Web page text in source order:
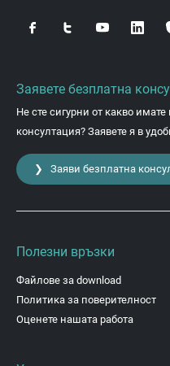
Заявете безплатна
Не сте сигурни от какво
консултация? Заявете я в
❯ Заяви безплатна
Полезни връзки
Файлове за download
Политика за поверителност
Оценете нашата работа